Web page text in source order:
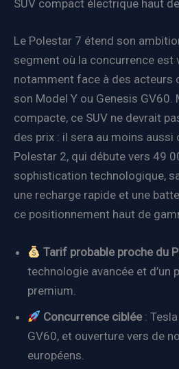
SUV compact électrique haut
Le Polestar 7 étend son
segment où la concurrence est
notamment face à des acteurs
son Model Y ou Genesis GV60.
compacte, ce SUV ne devrait
des prix : il sera au moins aussi
Polestar 2, qui débute vers 49
sophistication technologique,
une recharge rapide et une
ce positionnement haut de
Tarif probable proche du
technologie avancée et d’un
premium.
Concurrence ciblée: Tesla
GV60, et ouverture vers de
européens.